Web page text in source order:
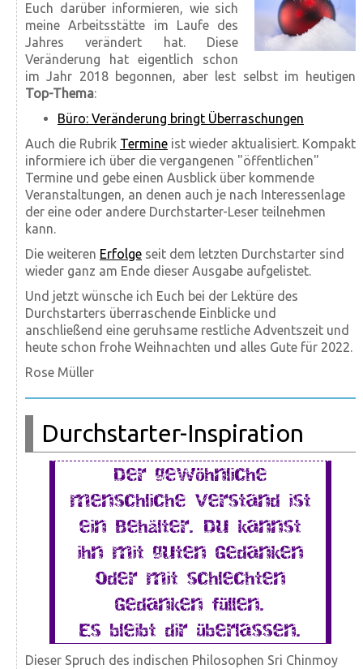
Euch darüber informieren, wie sich
meine Arbeitsstätte im Laufe des
Jahres verändert hat. Diese
Veränderung hat eigentlich schon
im Jahr 2018 begonnen, aber lest selbst im heutigen
Top-Thema:
Büro: Veränderung bringt Überraschungen
Auch die Rubrik Termine ist wieder aktualisiert. Kompakt
informiere ich über die vergangenen "öffentlichen"
Termine und gebe einen Ausblick über kommende
Veranstal­tungen, an denen auch je nach Interessen­lage
der eine oder andere Durchstarter-Leser teilnehmen
kann.
Die weiteren Erfolge seit dem letzten Durchstarter sind
wieder ganz am Ende dieser Ausgabe aufgelistet.
Und jetzt wünsche ich Euch bei der Lektüre des
Durchstarters überraschende Einblicke und
anschließend eine geruhsame restliche Adventszeit und
heute schon frohe Weihnachten und alles Gute für 2022.
Rose Müller
Durchstarter-Inspiration
Der gewöhnliche
menschliche Verstand ist
ein Behälter. Du kannst
ihn mit guten Gedanken
oder mit schlechten
Gedanken füllen.
Es bleibt dir überlassen.
Dieser Spruch des indischen Philosophen Sri Chinmoy